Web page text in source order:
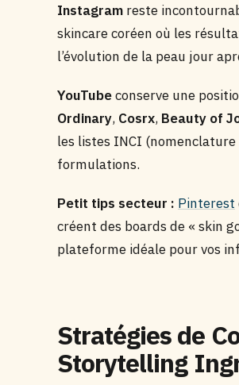
Instagram reste
skincare coréen où les
l’évolution de la peau jour
YouTubeconserve une
Ordinary, Cosrx, Beauty of
les listes INCI
formulations.
Petit tips secteur : Pinterest
créent des boards de « skin
plateforme idéale pour vos
Stratégies de
Storytelling